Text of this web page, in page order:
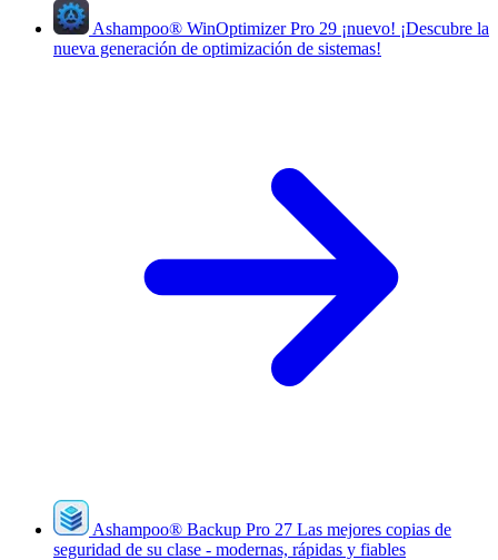
Ashampoo® WinOptimizer Pro 29 ¡nuevo! ¡Descubre la
nueva generación de optimización de sistemas!
Ashampoo® Backup Pro 27 Las mejores copias de
seguridad de su clase - modernas, rápidas y fiables